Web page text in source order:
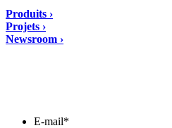
Produits ›
Projets ›
Newsroom ›
E-mail*